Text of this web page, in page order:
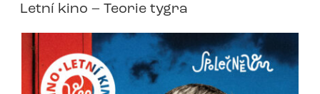
Letní kino – Teorie tygra